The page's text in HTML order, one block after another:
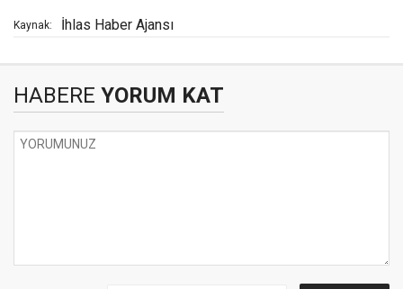
Kaynak: İhlas Haber Ajansı
HABERE YORUM KAT